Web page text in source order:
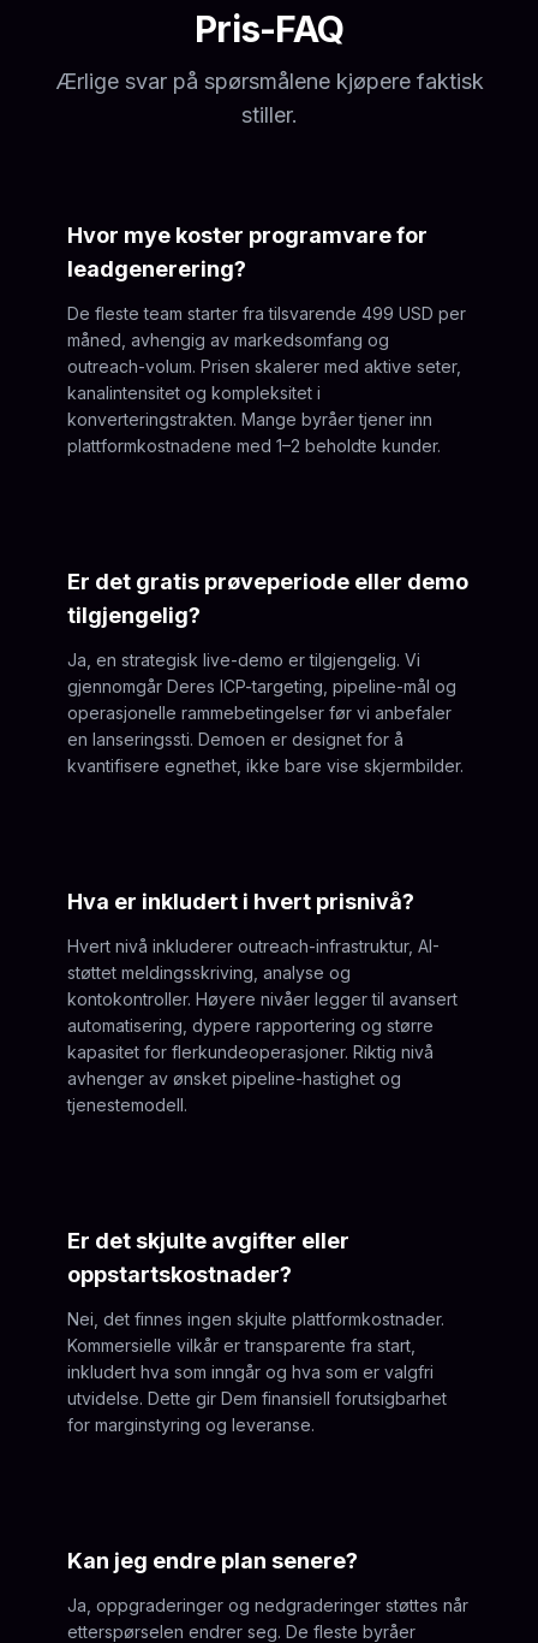
Pris-FAQ
Ærlige svar på spørsmålene kjøpere faktisk
stiller.
Hvor mye koster programvare for
leadgenerering?
De fleste team starter fra tilsvarende 499 USD per
måned, avhengig av markedsomfang og
outreach-volum. Prisen skalerer med aktive seter,
kanalintensitet og kompleksitet i
konverteringstrakten. Mange byråer tjener inn
plattformkostnadene med 1–2 beholdte kunder.
Er det gratis prøveperiode eller demo
tilgjengelig?
Ja, en strategisk live-demo er tilgjengelig. Vi
gjennomgår Deres ICP-targeting, pipeline-mål og
operasjonelle rammebetingelser før vi anbefaler
en lanseringssti. Demoen er designet for å
kvantifisere egnethet, ikke bare vise skjermbilder.
Hva er inkludert i hvert prisnivå?
Hvert nivå inkluderer outreach-infrastruktur, AI-
støttet meldingsskriving, analyse og
kontokontroller. Høyere nivåer legger til avansert
automatisering, dypere rapportering og større
kapasitet for flerkundeoperasjoner. Riktig nivå
avhenger av ønsket pipeline-hastighet og
tjenestemodell.
Er det skjulte avgifter eller
oppstartskostnader?
Nei, det finnes ingen skjulte plattformkostnader.
Kommersielle vilkår er transparente fra start,
inkludert hva som inngår og hva som er valgfri
utvidelse. Dette gir Dem finansiell forutsigbarhet
for marginstyring og leveranse.
Kan jeg endre plan senere?
Ja, oppgraderinger og nedgraderinger støttes når
etterspørselen endrer seg. De fleste byråer